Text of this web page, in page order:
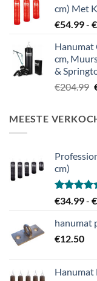
cm) Met
€54.99- €
Hanumat
cm,
&
€204.99
MEESTE
cm)
€34.99- €
hanumat
€12.50
Hanumat